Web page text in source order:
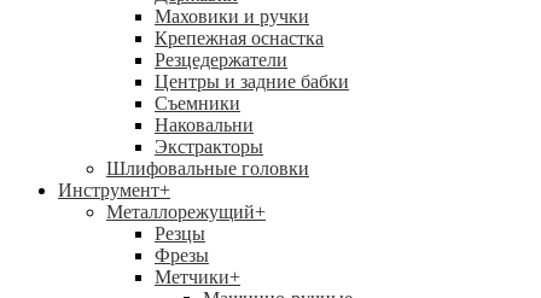
Маховики и ручки
Крепежная оснастка
Резцедержатели
Центры и задние бабки
Съемники
Наковальни
Экстракторы
Шлифовальные головки
Инструмент+
Металлорежущий+
Резцы
Фрезы
Метчики+